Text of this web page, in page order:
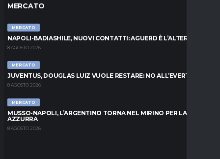
MERCATO
MERCATO
NAPOLI-BADIASHILE, NUOVI CONTATTI: AGUERD È L’ALTERNATIVA
8 AGOSTO 2026
MERCATO
JUVENTUS, DOUGLAS LUIZ VUOLE RESTARE: NO ALL’EVERTON
8 AGOSTO 2026
MERCATO
MUSSO-NAPOLI, L’ARGENTINO TORNA NEL MIRINO PER LA PORTA
AZZURRA
8 AGOSTO 2026